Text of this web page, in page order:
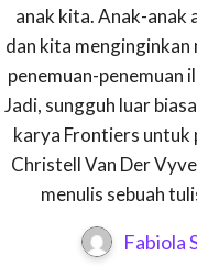
anak kita. Anak-anak
dan kita menginginkan
penemuan-penemuan
Jadi, sungguh luar
karya Frontiers untuk
Christell Van Der
menulis sebuah
Fabiola